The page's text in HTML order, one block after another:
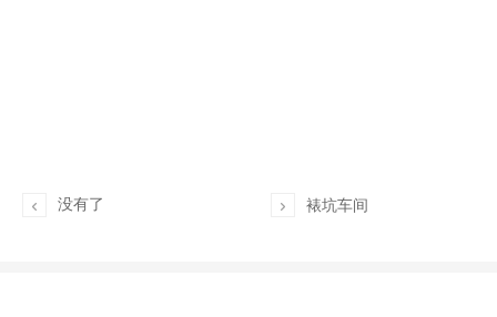
 没有了  裱坑车间